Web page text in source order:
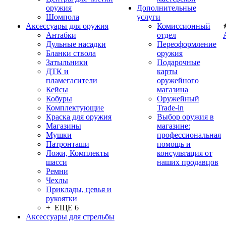
оружия
Шомпола
Аксессуары для оружия
Антабки
Дульные насадки
Бланки ствола
Затыльники
ДТК и
пламегасители
Кейсы
Кобуры
Комплектующие
Краска для оружия
Магазины
Мушки
Патронташи
Ложи, Комплекты
шасси
Ремни
Чехлы
Приклады, цевья и
рукоятки
+ ЕЩЕ 6
Аксессуары для стрельбы
Дополнительные
услуги
Комиссионный
отдел
Переоформление
оружия
Подарочные
карты
оружейного
магазина
Оружейный
Trade-in
Выбор оружия в
магазине:
профессиональная
помощь и
консультация от
наших продавцов